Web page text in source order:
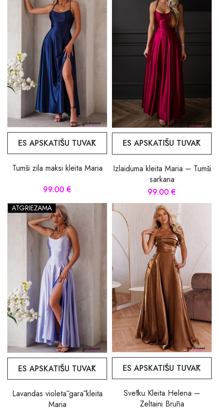
ES APSKATĪŠU TUVĀK
Tumši zila maksi kleita Maria
99.00 €
ES APSKATĪŠU TUVĀK
Izlaiduma kleita Maria – Tumši
sarkana
99.00 €
ATGRIEZAMA
ES APSKATĪŠU TUVĀK
Lavandas violetā garā kleita
Maria
ES APSKATĪŠU TUVĀK
Svētku Kleita Helena –
Zeltaini Brūna